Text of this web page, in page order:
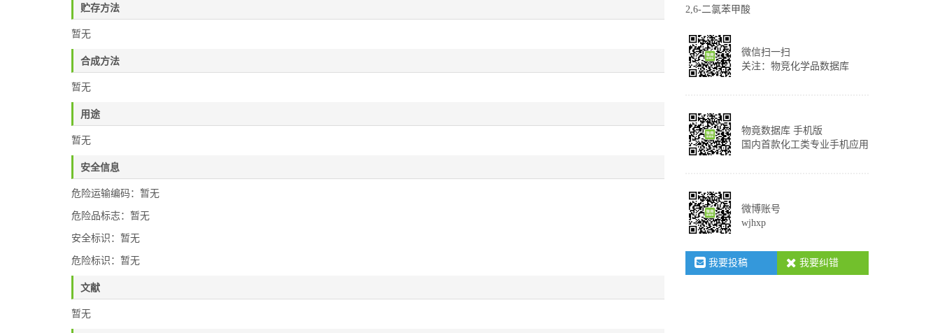
贮存方法
暂无
合成方法
暂无
用途
暂无
安全信息
危险运输编码：暂无
危险品标志：暂无
安全标识：暂无
危险标识：暂无
文献
暂无
2,6-二氯苯甲酸
微信扫一扫
关注：物竞化学品数据库
物竟数据库 手机版
国内首款化工类专业手机应用
微博账号
wjhxp
我要投稿 我要纠错